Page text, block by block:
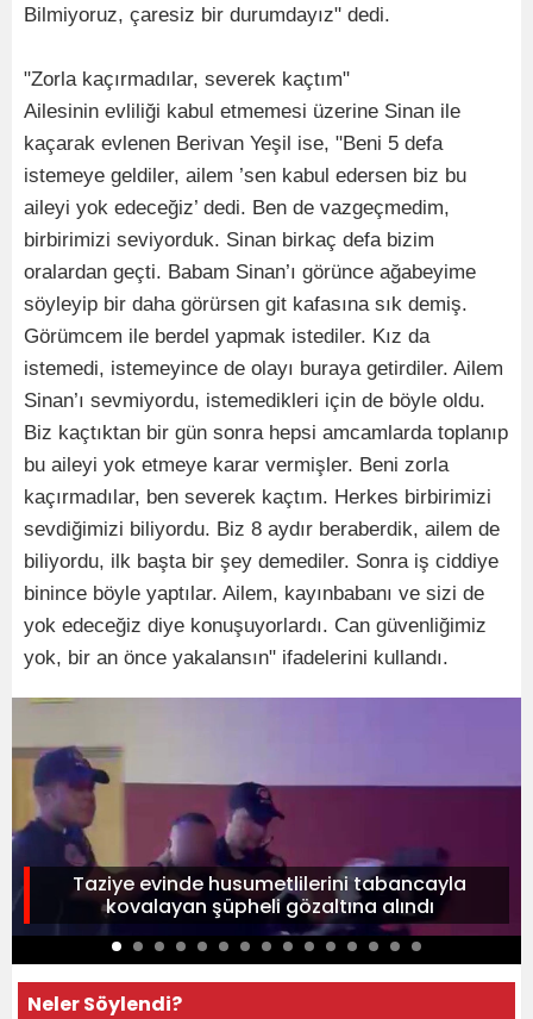
Bilmiyoruz, çaresiz bir durumdayız" dedi.
"Zorla kaçırmadılar, severek kaçtım"
Ailesinin evliliği kabul etmemesi üzerine Sinan ile
kaçarak evlenen Berivan Yeşil ise, "Beni 5 defa
istemeye geldiler, ailem ’sen kabul edersen biz bu
aileyi yok edeceğiz’ dedi. Ben de vazgeçmedim,
birbirimizi seviyorduk. Sinan birkaç defa bizim
oralardan geçti. Babam Sinan’ı görünce ağabeyime
söyleyip bir daha görürsen git kafasına sık demiş.
Görümcem ile berdel yapmak istediler. Kız da
istemedi, istemeyince de olayı buraya getirdiler. Ailem
Sinan’ı sevmiyordu, istemedikleri için de böyle oldu.
Biz kaçtıktan bir gün sonra hepsi amcamlarda toplanıp
bu aileyi yok etmeye karar vermişler. Beni zorla
kaçırmadılar, ben severek kaçtım. Herkes birbirimizi
sevdiğimizi biliyordu. Biz 8 aydır beraberdik, ailem de
biliyordu, ilk başta bir şey demediler. Sonra iş ciddiye
binince böyle yaptılar. Ailem, kayınbabanı ve sizi de
yok edeceğiz diye konuşuyorlardı. Can güvenliğimiz
yok, bir an önce yakalansın" ifadelerini kullandı.
Taziye evinde husumetlilerini tabancayla
kovalayan şüpheli gözaltına alındı
Neler Söylendi?